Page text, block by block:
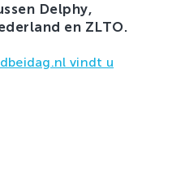
Delphy,
en ZLTO.
vindt u